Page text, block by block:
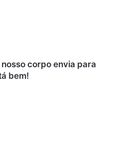
corpo envia para
bem!